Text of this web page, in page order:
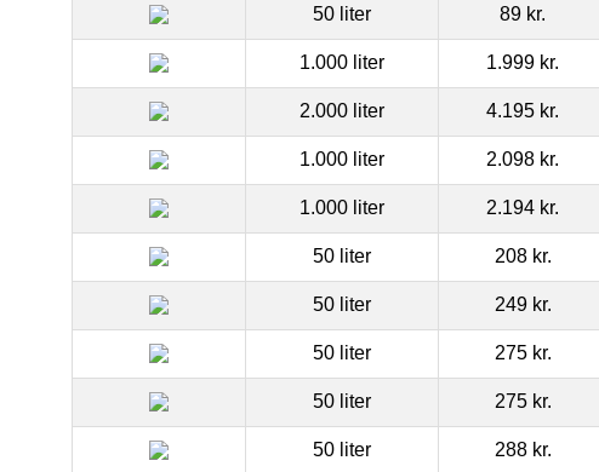
50 liter 89 kr.
1.000 liter 1.999 kr.
2.000 liter 4.195 kr.
1.000 liter 2.098 kr.
1.000 liter 2.194 kr.
50 liter 208 kr.
50 liter 249 kr.
50 liter 275 kr.
50 liter 275 kr.
50 liter 288 kr.